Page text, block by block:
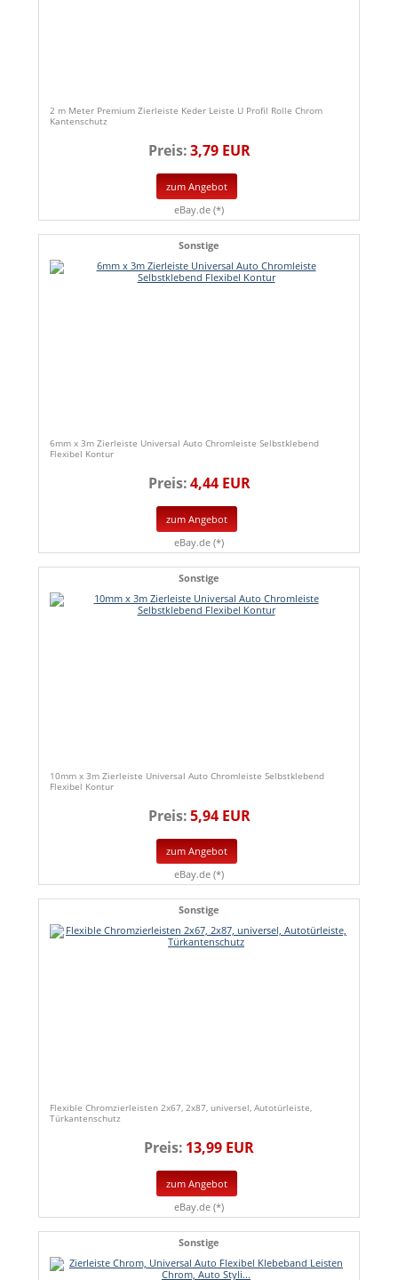
2 m Meter Premium Zierleiste Keder Leiste U Profil Rolle Chrom
Kantenschutz
Preis:3,79 EUR
zum Angebot
eBay.de (*)
Sonstige
6mm x 3m Zierleiste Universal Auto Chromleiste Selbstklebend
Flexibel Kontur
Preis:4,44 EUR
zum Angebot
eBay.de (*)
Sonstige
10mm x 3m Zierleiste Universal Auto Chromleiste Selbstklebend
Flexibel Kontur
Preis:5,94 EUR
zum Angebot
eBay.de (*)
Sonstige
Flexible Chromzierleisten 2x67, 2x87, universel, Autotürleiste,
Türkantenschutz
Preis: 13,99 EUR
zum Angebot
eBay.de (*)
Sonstige